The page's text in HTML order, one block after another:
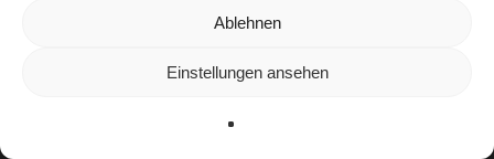
Ablehnen
Einstellungen ansehen
Datenschutzerklärung
Wir verwenden Cookies, um dir die bestmögliche Erfahrung auf
kannst du erfahren, welche Cookies wir
verwenden oder sie ausschalten.